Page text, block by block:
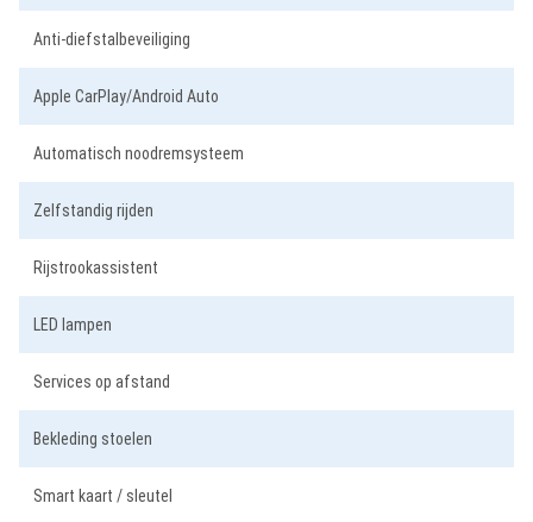
Anti-diefstalbeveiliging
Apple CarPlay/Android Auto
Automatisch noodremsysteem
Zelfstandig rijden
Rijstrookassistent
LED lampen
Services op afstand
Bekleding stoelen
Smart kaart / sleutel